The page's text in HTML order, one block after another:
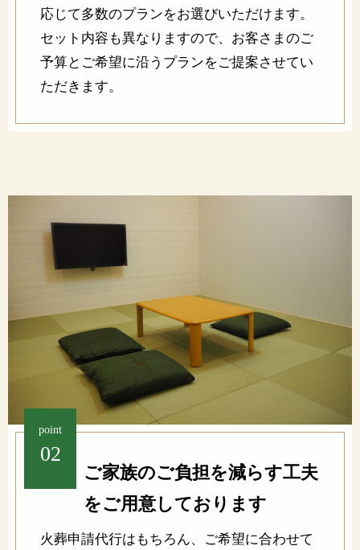
応じて多数のプランをお選びいただけます。
セット内容も異なりますので、お客さまのご
予算とご希望に沿うプランをご提案させてい
ただきます。
point
02
ご家族のご負担を減らす工夫
をご用意しております
火葬申請代行はもちろん、ご希望に合わせて